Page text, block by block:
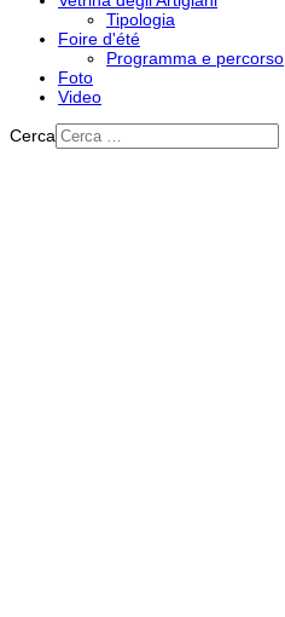
Tipologia
Foire d'été
Programma e percorso
Foto
Video
Cerca